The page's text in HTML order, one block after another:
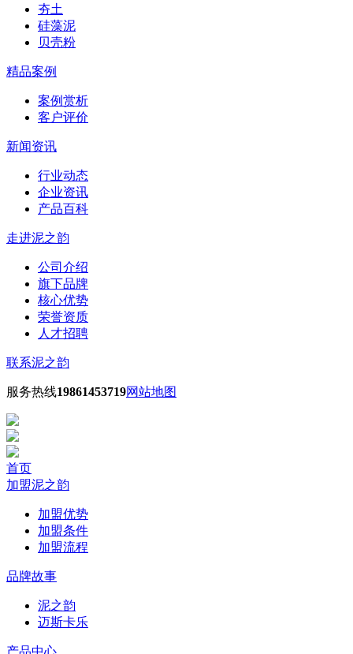
夯土
硅藻泥
贝壳粉
精品案例
案例赏析
客户评价
新闻资讯
行业动态
企业资讯
产品百科
走进泥之韵
公司介绍
旗下品牌
核心优势
荣誉资质
人才招聘
联系泥之韵
服务热线19861453719网站地图
首页
加盟泥之韵
加盟优势
加盟条件
加盟流程
品牌故事
泥之韵
迈斯卡乐
产品中心